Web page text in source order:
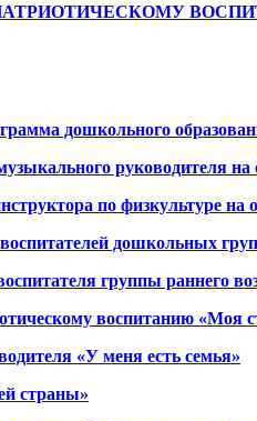
дошкольного
руководителя
по физкультуре
дошкольных
группы раннего
воспитанию «Моя
«У меня есть семья»
страны»